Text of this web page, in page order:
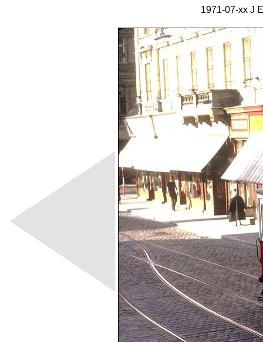
1971-07-xx J